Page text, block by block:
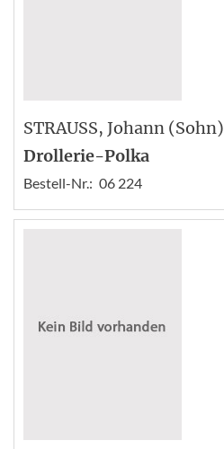
STRAUSS, Johann (Sohn)
Drollerie-Polka
Bestell-Nr.: 06 224